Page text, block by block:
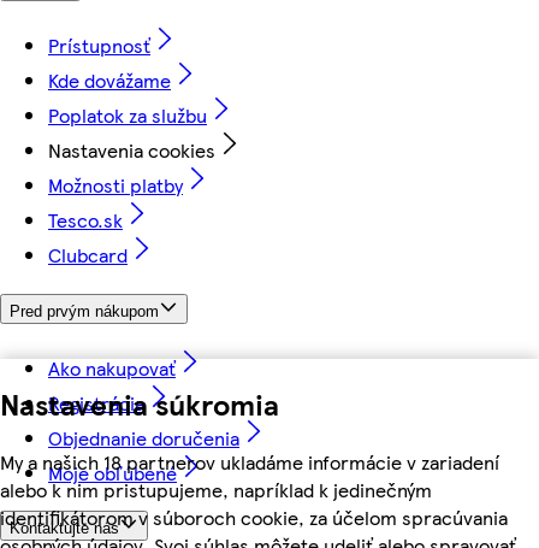
Nastavenia súkromia
My a našich 18 partnerov ukladáme informácie v zariadení
alebo k nim pristupujeme, napríklad k jedinečným
identifikátorom v súboroch cookie, za účelom spracúvania
Prístupnosť
Kde dovážame
Poplatok za službu
Nastavenia cookies
Možnosti platby
Tesco.sk
Clubcard
Pred prvým nákupom
Ako nakupovať
Registrácia
Objednanie doručenia
Moje obľúbené
Kontaktujte nás